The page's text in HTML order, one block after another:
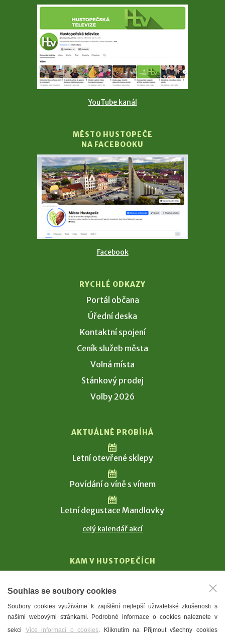
YouTube kanál
MĚSTO HUSTOPEČE
NA FACEBOOKU
Facebook
RYCHLÉ ODKAZY
Portál občana
Úřední deska
Kontaktní spojení
Ceník služeb města
Volná místa
Stánkový prodej
Volby 2026
AKTUÁLNĚ PROBÍHÁ
Letní otevřené sklepy
Povídání o víně s vínem
Letní degustace Mandlovky
celý kalendář akcí
KAM V HUSTOPEČÍCH
T. G. Masaryk
Mandloně
Ubytování
Souhlas se soubory cookies
Soubory cookies využíváme k zajištění nejlepší uživatelské zkušenosti s
našimi webovými stránkami. Podrobné informace o cookies naleznete v
sekci Více informací o cookies. Kliknutím na Přijmout všechny cookies